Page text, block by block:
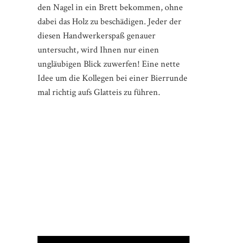
den Nagel in ein Brett bekommen, ohne
dabei das Holz zu beschädigen. Jeder der
diesen Handwerkerspaß genauer
untersucht, wird Ihnen nur einen
ungläubigen Blick zuwerfen! Eine nette
Idee um die Kollegen bei einer Bierrunde
mal richtig aufs Glatteis zu führen.